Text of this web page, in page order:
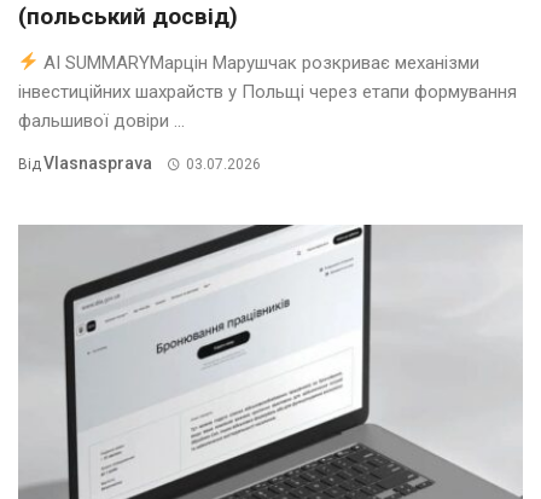
(польський досвід)
AI SUMMARYМарцін Марушчак розкриває механізми
інвестиційних шахрайств у Польщі через етапи формування
фальшивої довіри ...
ВідVlasnasprava 03.07.2026